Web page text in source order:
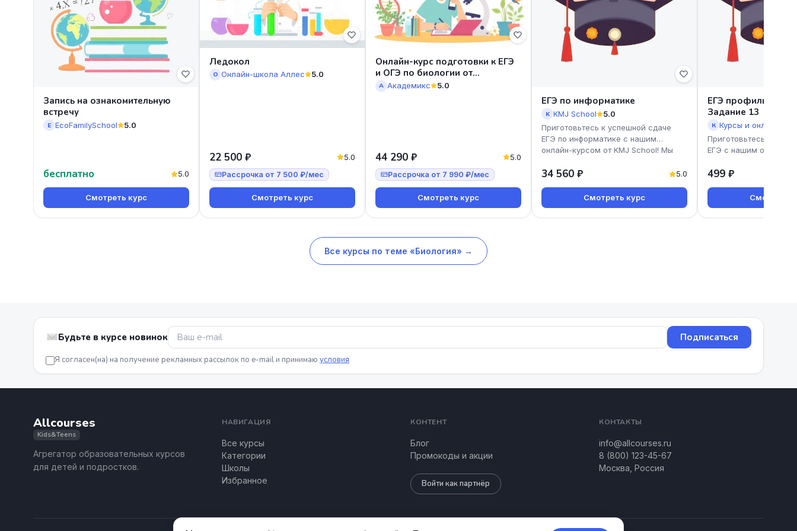
Запись на ознакомительную
встречу
E EcoFamilySchool 5.0
бесплатно 5.0
Смотреть курс
Ледокол
О Онлайн-школа Аллес 5.0
22 500 ₽ 5.0
Рассрочка от 7 500 ₽/мес
Смотреть курс
Онлайн-курс подготовки к ЕГЭ
и ОГЭ по биологии от
Академикс
А Академикс 5.0
44 290 ₽ 5.0
Рассрочка от 7 990 ₽/мес
Смотреть курс
ЕГЭ по информатике
K KMJ School
5.0
Приготовьтесь к успешной сдаче
ЕГЭ по информатике с нашим
онлайн-курсом от KMJ School! Мы
34 560 ₽ 5.0
Смотреть курс
ЕГЭ профиль.
Задание 13
К
Приготовьтесь к
ЕГЭ с нашим онлайн-
Екатерины
499 ₽
Смотреть
Все курсы по теме «Биология» →
Будьте в курсе новинок Подписаться
Я согласен(на) на получение рекламных рассылок по e-mail и принимаю условия
Allcourses
Kids&Teens
Агрегатор образовательных курсов
для детей и подростков.
НАВИГАЦИЯ
Все курсы
Категории
Школы
Избранное
КОНТЕНТ
Блог
Промокоды и акции
Войти как партнёр
КОНТАКТЫ
info@allcourses.ru
8 (800) 123-45-67
Москва, Россия